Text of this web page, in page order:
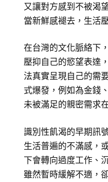
又讓對方感到不被渴
當新鮮感褪去，生活
在台灣的文化脈絡下
壓抑自己的慾望表達
法真實呈現自己的需
式爆發，例如為金錢
未被滿足的親密需求
識別性飢渴的早期訊
生活普遍的不滿感，
下會轉向過度工作、
雖然暫時緩解不適，